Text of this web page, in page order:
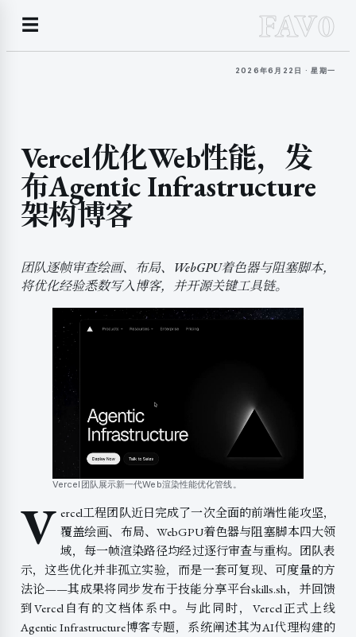
☰ FAV0
2026年6月22日 · 星期一
Vercel优化Web性能，发
布Agentic Infrastructure
架构博客
团队逐帧审查绘画、布局、WebGPU着色器与阻塞脚本，
将优化经验悉数写入博客，并开源关键工具链。
Vercel团队展示新一代Web渲染性能优化管线。
V ercel工程团队近日完成了一次全面的前端性能攻坚，
覆盖绘画、布局、WebGPU着色器与阻塞脚本四大领
域，每一帧渲染路径均经过逐行审查与重构。团队表
示，这些优化并非孤立实验，而是一套可复现、可度量的方
法论——其成果将同步发布于技能分享平台skills.sh，并回馈
到Vercel自有的文档体系中。与此同时，Vercel正式上线
Agentic Infrastructure博客专题，系统阐述其为AI代理构建的